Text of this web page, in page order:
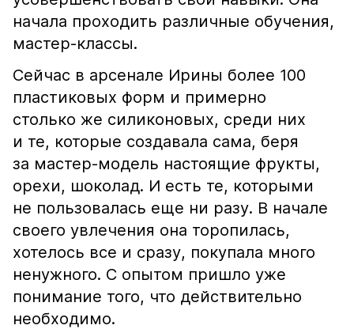
начала проходить различные обучения,
мастер-классы.
Сейчас в арсенале Ирины более 100
пластиковых форм и примерно
столько же силиконовых, среди них
и те, которые создавала сама, беря
за мастер-модель настоящие фрукты,
орехи, шоколад. И есть те, которыми
не пользовалась еще ни разу. В начале
своего увлечения она торопилась,
хотелось все и сразу, покупала много
ненужного. С опытом пришло уже
понимание того, что действительно
необходимо.